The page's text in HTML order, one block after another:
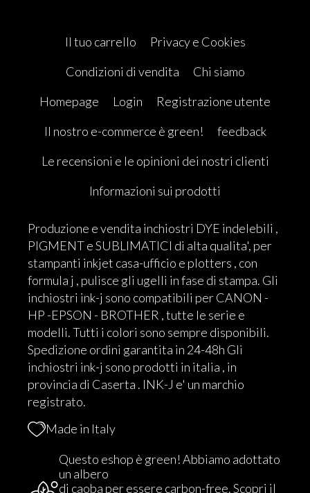
Il tuo carrello
Privacy e Cookies
Condizioni di vendita
Chi siamo
Homepage
Login
Registrazione utente
Il nostro e-commerce è green!
feedback
Le recensioni e le opinioni dei nostri clienti
Informazioni sui prodotti
Produzione e vendita inchiostri DYE indelebili ,
PIGMENT e SUBLIMATICI di alta qualita', per
stampanti inkjet casa-ufficio e plotters , con
formula j , pulisce gli ugelli in fase di stampa. Gli
inchiostri ink-j sono compatibili per CANON -
HP -EPSON - BROTHER , tutte le serie e
modelli. Tutti i colori sono sempre disponibili.
Spedizione ordini garantita in 24-48h Gli
inchiostri ink-j sono prodotti in italia , in
provincia di Caserta . INK-J e' un marchio
registrato.
Made in Italy
Questo eshop è green! Abbiamo adottato
un albero
di caoba per essere carbon-free.Scopri il